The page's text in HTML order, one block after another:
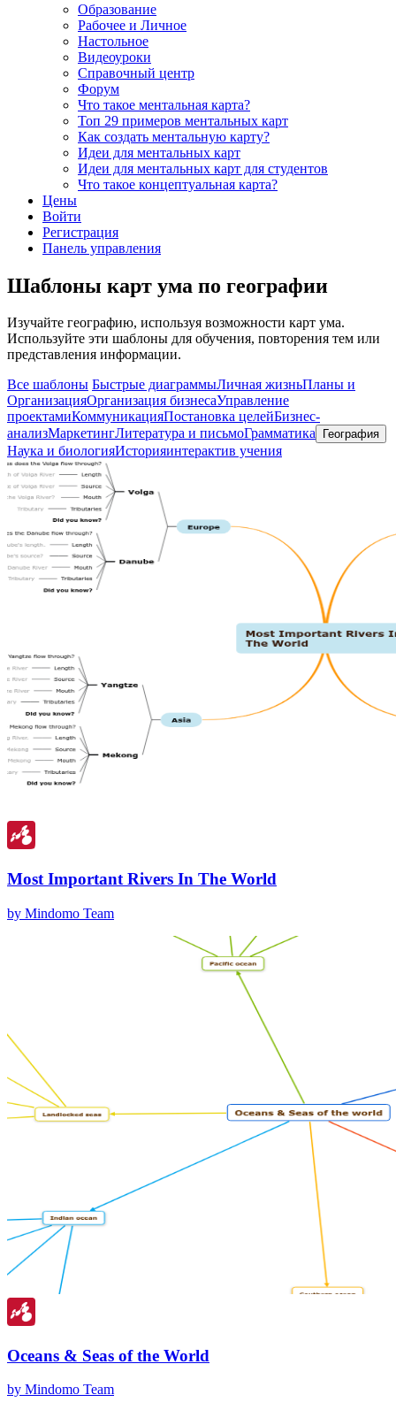
Образование
Рабочее и Личное
Настольное
Видеоуроки
Справочный центр
Форум
Что такое ментальная карта?
Топ 29 примеров ментальных карт
Как создать ментальную карту?
Идеи для ментальных карт
Идеи для ментальных карт для студентов
Что такое концептуальная карта?
Цены
Войти
Регистрация
Панель управления
Шаблоны карт ума по географии
Изучайте географию, используя возможности карт ума.
Используйте эти шаблоны для обучения, повторения тем или
представления информации.
Все шаблоны Быстрые диаграммыЛичная жизньПланы и
ОрганизацияОрганизация бизнесаУправление
проектамиКоммуникацияПостановка целейБизнес-
анализМаркетингЛитература и письмоГрамматика География
Наука и биологияИсторияинтерактив учения
Most Important Rivers In The World
by Mindomo Team
Oceans & Seas of the World
by Mindomo Team